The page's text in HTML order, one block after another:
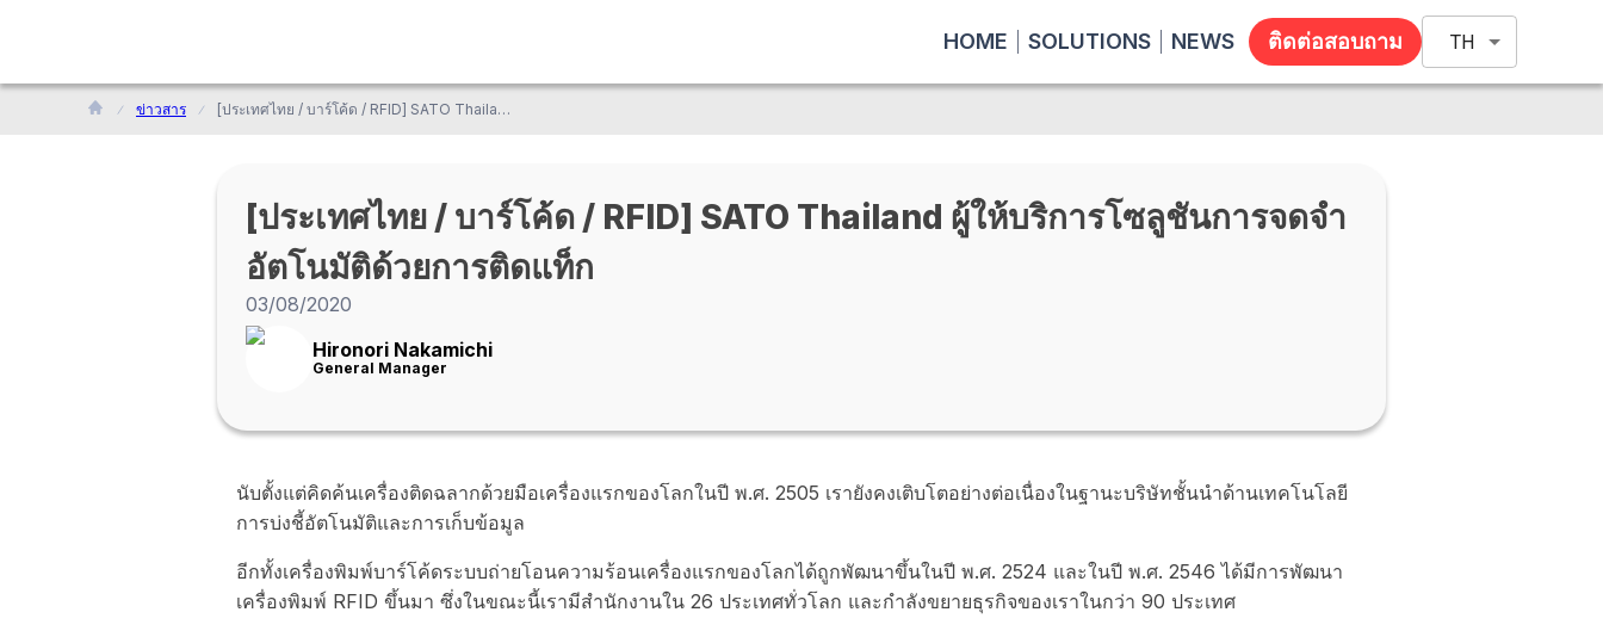
HOME SOLUTIONS NEWS ติดต่อสอบถาม TH
ข่าวสาร [ประเทศไทย / บาร์โค้ด / RFID] SATO Thailand ผู้ให้บริการโซลูชันการจดจำอัตโนมัติด้วยการติดแท็ก
[ประเทศไทย / บาร์โค้ด / RFID] SATO Thailand ผู้ให้บริการโซลูชันการจดจำ
อัตโนมัติด้วยการติดแท็ก
03/08/2020
Hironori Nakamichi
General Manager
นับตั้งแต่คิดค้นเครื่องติดฉลากด้วยมือเครื่องแรกของโลกในปี พ.ศ. 2505 เรายังคงเติบโตอย่างต่อเนื่องในฐานะบริษัทชั้นนำด้านเทคโนโลยี
การบ่งชี้อัตโนมัติและการเก็บข้อมูล
อีกทั้งเครื่องพิมพ์บาร์โค้ดระบบถ่ายโอนความร้อนเครื่องแรกของโลกได้ถูกพัฒนาขึ้นในปี พ.ศ. 2524 และในปี พ.ศ. 2546 ได้มีการพัฒนา
เครื่องพิมพ์ RFID ขึ้นมา ซึ่งในขณะนี้เรามีสำนักงานใน 26 ประเทศทั่วโลก และกำลังขยายธุรกิจของเราในกว่า 90 ประเทศ